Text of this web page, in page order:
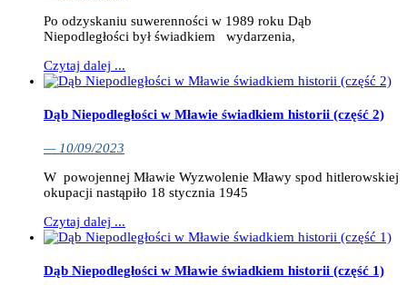
Po odzyskaniu suwerenności w 1989 roku Dąb
Niepodległości był świadkiem wydarzenia,
Czytaj dalej ...
Dąb Niepodległości w Mławie świadkiem historii (część 2)
— 10/09/2023
W powojennej Mławie Wyzwolenie Mławy spod hitlerowskiej
okupacji nastąpiło 18 stycznia 1945
Czytaj dalej ...
Dąb Niepodległości w Mławie świadkiem historii (część 1)